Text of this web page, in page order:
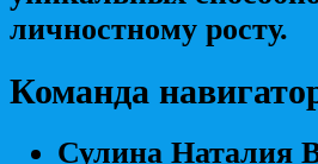
личностному росту.
Команда
Сулина Наталия